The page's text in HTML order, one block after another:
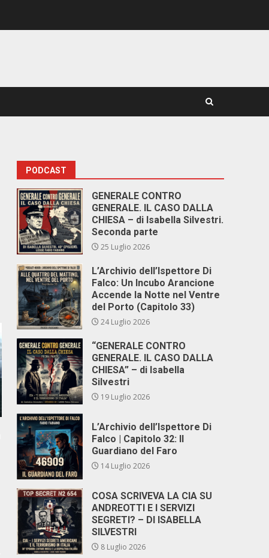
PODCAST
GENERALE CONTRO
GENERALE. IL CASO DALLA
CHIESA – di Isabella Silvestri.
Seconda parte
25 Luglio 2026
L’Archivio dell’Ispettore Di
Falco: Un Incubo Arancione
Accende la Notte nel Ventre
del Porto (Capitolo 33)
24 Luglio 2026
“GENERALE CONTRO
GENERALE. IL CASO DALLA
CHIESA” – di Isabella
Silvestri
19 Luglio 2026
L’Archivio dell’Ispettore Di
Falco | Capitolo 32: Il
Guardiano del Faro
14 Luglio 2026
COSA SCRIVEVA LA CIA SU
ANDREOTTI E I SERVIZI
SEGRETI? – DI ISABELLA
SILVESTRI
8 Luglio 2026